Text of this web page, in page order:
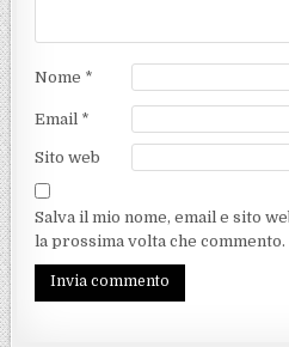
Nome *
Email *
Sito web
Salva il mio nome, email e sito
la prossima volta che commento.